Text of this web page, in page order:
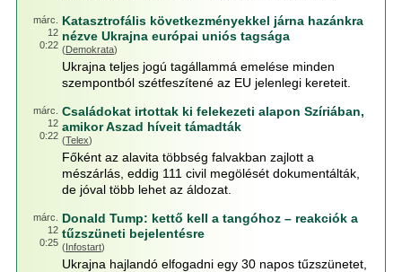
márc.
12
0:22
Katasztrofális következményekkel járna hazánkra
nézve Ukrajna európai uniós tagsága
(Demokrata)
Ukrajna teljes jogú tagállammá emelése minden
szempontból szétfeszítené az EU jelenlegi kereteit.
márc.
12
0:22
Családokat irtottak ki felekezeti alapon Szíriában,
amikor Aszad híveit támadták
(Telex)
Főként az alavita többség falvakban zajlott a
mészárlás, eddig 111 civil megölését dokumentálták,
de jóval több lehet az áldozat.
márc.
12
0:25
Donald Tump: kettő kell a tangóhoz – reakciók a
tűzszüneti bejelentésre
(Infostart)
Ukrajna hajlandó elfogadni egy 30 napos tűzszünetet,